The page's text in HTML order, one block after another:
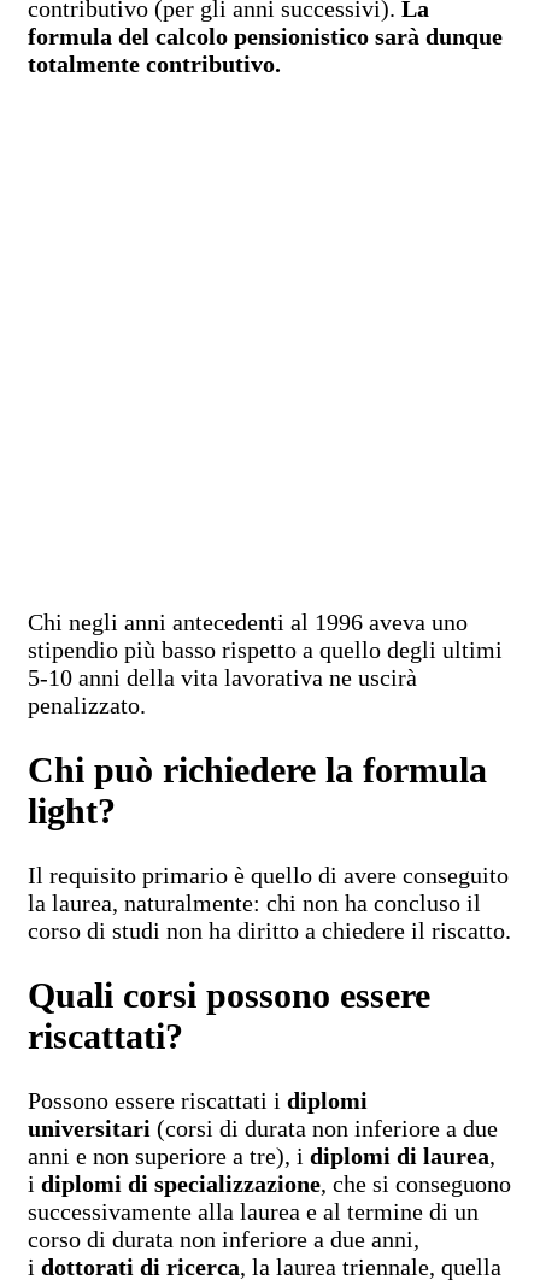
contributivo (per gli anni successivi). La
formula del calcolo pensionistico sarà dunque
totalmente contributivo.
Chi negli anni antecedenti al 1996 aveva uno
stipendio più basso rispetto a quello degli ultimi
5-10 anni della vita lavorativa ne uscirà
penalizzato.
Chi può richiedere la formula
light?
Il requisito primario è quello di avere conseguito
la laurea, naturalmente: chi non ha concluso il
corso di studi non ha diritto a chiedere il riscatto.
Quali corsi possono essere
riscattati?
Possono essere riscattati i diplomi
universitari (corsi di durata non inferiore a due
anni e non superiore a tre), i diplomi di laurea,
i diplomi di specializzazione, che si conseguono
successivamente alla laurea e al termine di un
corso di durata non inferiore a due anni,
i dottorati di ricerca, la laurea triennale, quella